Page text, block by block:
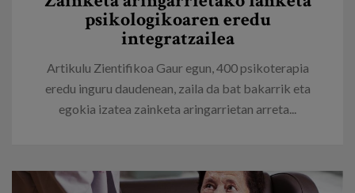
psikologikoaren eredu
integratzailea
Artikulu Zientifikoa Gaur egun, 400 psikoterapia
eredu inguru daudenean, zaila da bat bakarrik eta
egokia izatea zainketa aringarrietan arreta...